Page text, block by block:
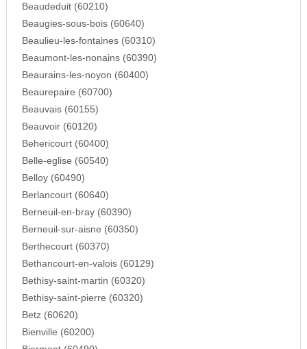
Beaudeduit (60210)
Beaugies-sous-bois (60640)
Beaulieu-les-fontaines (60310)
Beaumont-les-nonains (60390)
Beaurains-les-noyon (60400)
Beaurepaire (60700)
Beauvais (60155)
Beauvoir (60120)
Behericourt (60400)
Belle-eglise (60540)
Belloy (60490)
Berlancourt (60640)
Berneuil-en-bray (60390)
Berneuil-sur-aisne (60350)
Berthecourt (60370)
Bethancourt-en-valois (60129)
Bethisy-saint-martin (60320)
Bethisy-saint-pierre (60320)
Betz (60620)
Bienville (60200)